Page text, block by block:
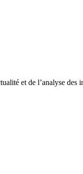
et de l’analyse